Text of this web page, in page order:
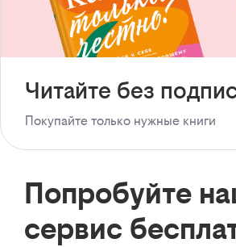
Читайте без
Покупайте только нужные книги
Попробуйте
сервис